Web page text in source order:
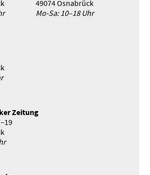
49074 Osnabrück
Mo-Sa: 10–18 Uhr
Zeitung